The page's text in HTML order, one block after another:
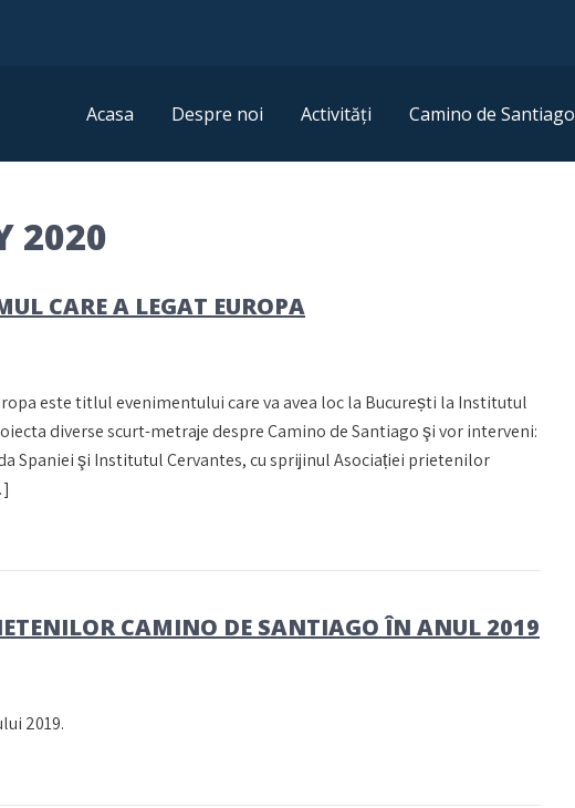
Acasa Despre noi Activități Camino de Santiago
2020
CARE A LEGAT EUROPA
este titlul evenimentului care va avea loc la București la Institutul
diverse scurt-metraje despre Camino de Santiago şi vor interveni:
Spaniei şi Institutul Cervantes, cu sprijinul Asociației prietenilor
CAMINO DE SANTIAGO ÎN ANUL 2019
2019.